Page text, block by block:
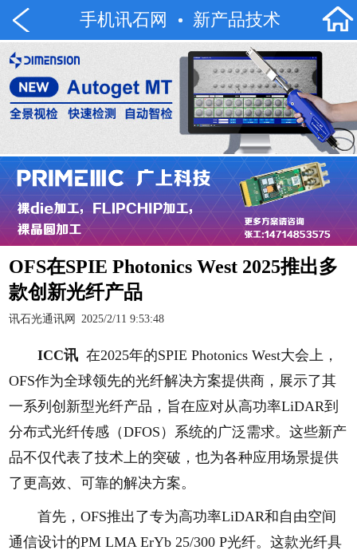
手机讯石网 新产品技术
OFS在SPIE Photonics West 2025推出多
款创新光纤产品
讯石光通讯网 2025/2/11 9:53:48
ICC讯 在2025年的SPIE Photonics West大会上，
OFS作为全球领先的光纤解决方案提供商，展示了其
一系列创新型光纤产品，旨在应对从高功率LiDAR到
分布式光纤传感（DFOS）系统的广泛需求。这些新产
品不仅代表了技术上的突破，也为各种应用场景提供
了更高效、可靠的解决方案。
首先，OFS推出了专为高功率LiDAR和自由空间
通信设计的PM LMA ErYb 25/300 P光纤。这款光纤具